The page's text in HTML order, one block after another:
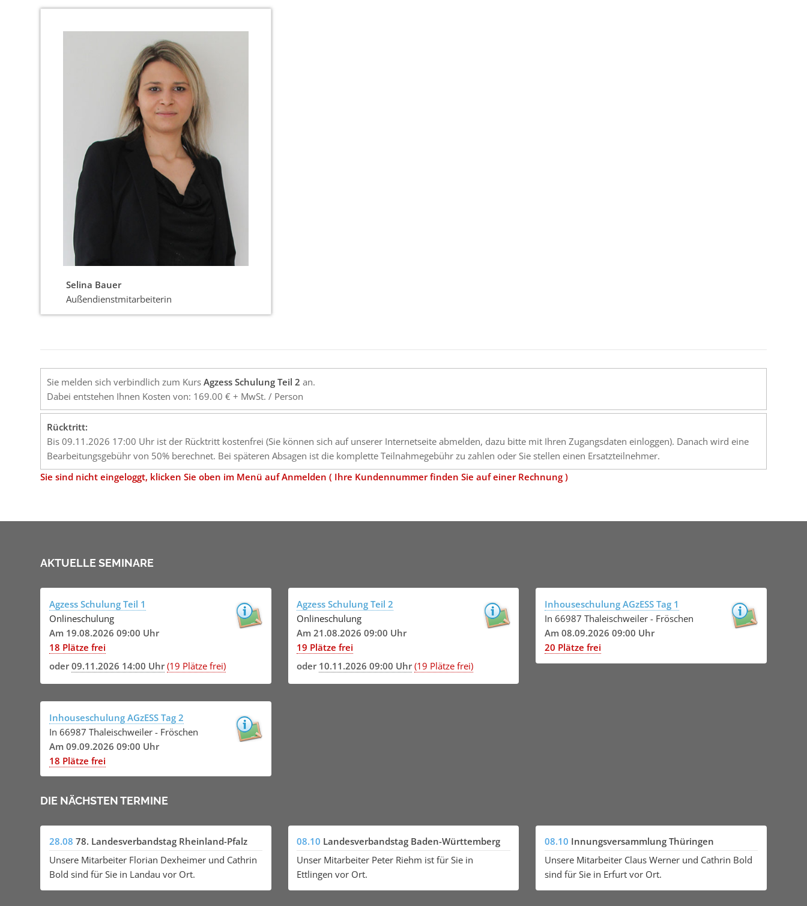
Selina Bauer
Außendienstmitarbeiterin
Sie melden sich verbindlich zum KursAgzess Schulung Teil 2 an.
Dabei entstehen Ihnen Kosten von: 169.00 € + MwSt. / Person
Rücktritt:
Bis 09.11.2026 17:00 Uhr ist der Rücktritt kostenfrei (Sie können sich auf unserer Internetseite abmelden, dazu bitte mit Ihren Zugangsdaten einloggen). Danach wird eine
Bearbeitungsgebühr von 50% berechnet. Bei späteren Absagen ist die komplette Teilnahmegebühr zu zahlen oder Sie stellen einen Ersatzteilnehmer.
Sie sind nicht eingeloggt, klicken Sie oben im Menü auf Anmelden ( Ihre Kundennummer finden Sie auf einer Rechnung )
AKTUELLE SEMINARE
Agzess Schulung Teil 1
Onlineschulung
Am 19.08.2026 09:00 Uhr
18 Plätze frei
oder09.11.2026 14:00 Uhr (19 Plätze frei)
Agzess Schulung Teil 2
Onlineschulung
Am 21.08.2026 09:00 Uhr
19 Plätze frei
oder 10.11.2026 09:00 Uhr (19 Plätze frei)
Inhouseschulung AGzESS Tag 1
In 66987 Thaleischweiler - Fröschen
Am 08.09.2026 09:00 Uhr
20 Plätze frei
Inhouseschulung AGzESS Tag 2
In 66987 Thaleischweiler - Fröschen
Am 09.09.2026 09:00 Uhr
18 Plätze frei
DIE NÄCHSTEN TERMINE
28.08 78. Landesverbandstag Rheinland-Pfalz
Unsere Mitarbeiter Florian Dexheimer und Cathrin
Bold sind für Sie in Landau vor Ort.
08.10 Landesverbandstag Baden-Württemberg
Unser Mitarbeiter Peter Riehm ist für Sie in
Ettlingen vor Ort.
08.10 Innungsversammlung Thüringen
Unsere Mitarbeiter Claus Werner und Cathrin Bold
sind für Sie in Erfurt vor Ort.